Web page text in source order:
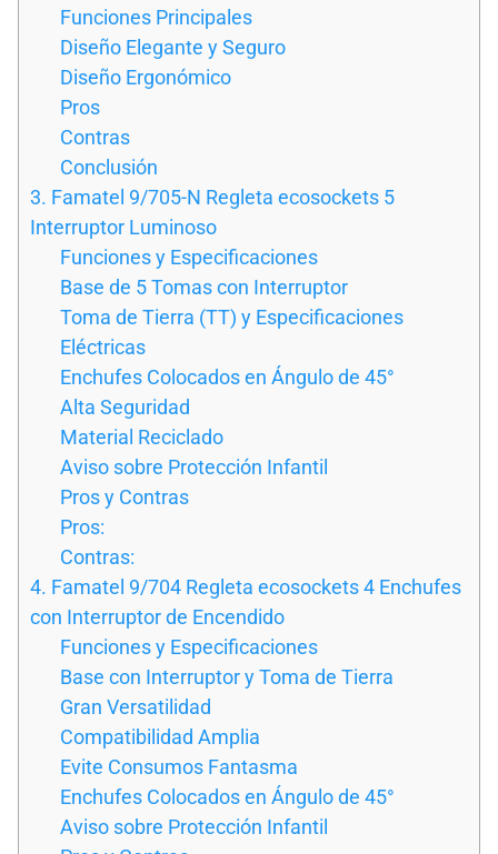
Funciones Principales
Diseño Elegante y Seguro
Diseño Ergonómico
Pros
Contras
Conclusión
3. Famatel 9/705-N Regleta ecosockets 5
Interruptor Luminoso
Funciones y Especificaciones
Base de 5 Tomas con Interruptor
Toma de Tierra (TT) y Especificaciones
Eléctricas
Enchufes Colocados en Ángulo de 45°
Alta Seguridad
Material Reciclado
Aviso sobre Protección Infantil
Pros y Contras
Pros:
Contras:
4. Famatel 9/704 Regleta ecosockets 4 Enchufes
con Interruptor de Encendido
Funciones y Especificaciones
Base con Interruptor y Toma de Tierra
Gran Versatilidad
Compatibilidad Amplia
Evite Consumos Fantasma
Enchufes Colocados en Ángulo de 45°
Aviso sobre Protección Infantil